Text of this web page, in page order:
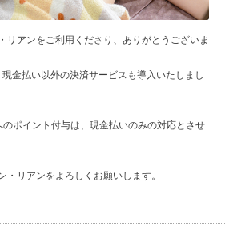
リアンをご利用くださり、ありがとうございま
金払い以外の決済サービスも導入いたしまし
ポイント付与は、現金払いのみの対応とさせ
・リアンをよろしくお願いします。